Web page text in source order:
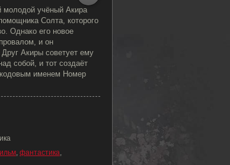
учёный Акира
Солта, которого
Однако его новое
и он
Акиры советует ему
собой, и тот создаёт
кодовым именем Номер
, фантастика,